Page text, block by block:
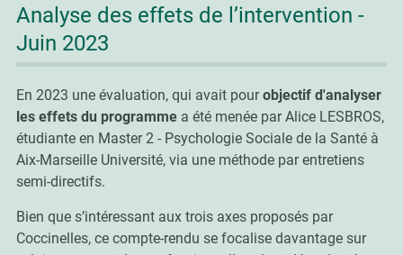
Analyse des effets de l’intervention -
Juin 2023
En 2023 une évaluation, qui avait pourobjectif d'analyser
les effets du programmea été menée par Alice LESBROS,
étudiante en Master 2 - Psychologie Sociale de la Santé à
Aix-Marseille Université, via une méthode par entretiens
semi-directifs.
Bien que s’intéressant aux trois axes proposés par
Coccinelles, ce compte-rendu se focalise davantage sur